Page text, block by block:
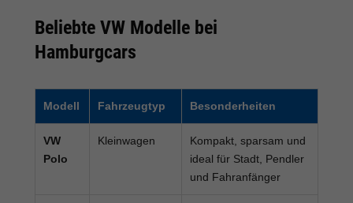
Beliebte VW Modelle bei
Hamburgcars
Modell Fahrzeugtyp Besonderheiten
VW
Polo
Kleinwagen
Kompakt, sparsam und
ideal für Stadt, Pendler
und Fahranfänger